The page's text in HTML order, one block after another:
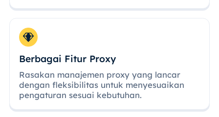
Berbagai Fitur Proxy
Rasakan manajemen proxy yang lancar
dengan fleksibilitas untuk menyesuaikan
pengaturan sesuai kebutuhan.